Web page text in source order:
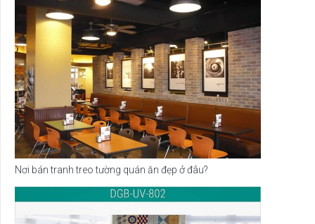
Nơi bán tranh treo tường quán ăn đẹp ở đâu?